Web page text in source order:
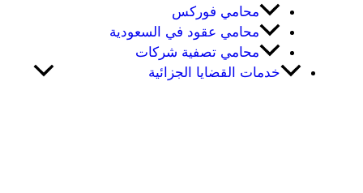
محامي فوركس
محامي عقود في السعودية
محامي تصفية شركات
خدمات القضايا الجزائية